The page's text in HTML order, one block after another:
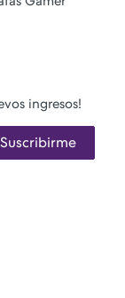
ingresos!
Suscribirme